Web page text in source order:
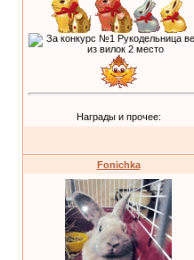
Награды и прочее:
Fonichka